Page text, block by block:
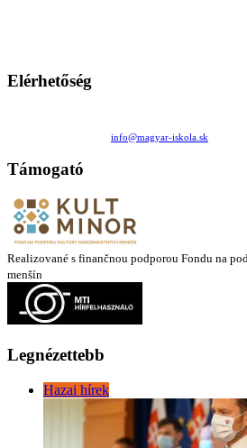
Elérhetőség
info@magyar-iskola.sk
Támogató
Realizované s finančnou podporou Fondu na
menšín
Legnézettebb
Hazai hírek